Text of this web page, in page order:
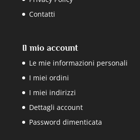
Contatti
Il mio account
Le mie informazioni personali
I miei ordini
I miei indirizzi
Dettagli account
Password dimenticata